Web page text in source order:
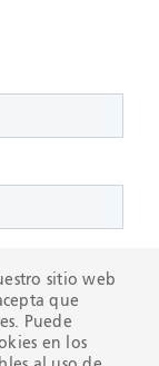
sitio web
que
Puede
en los